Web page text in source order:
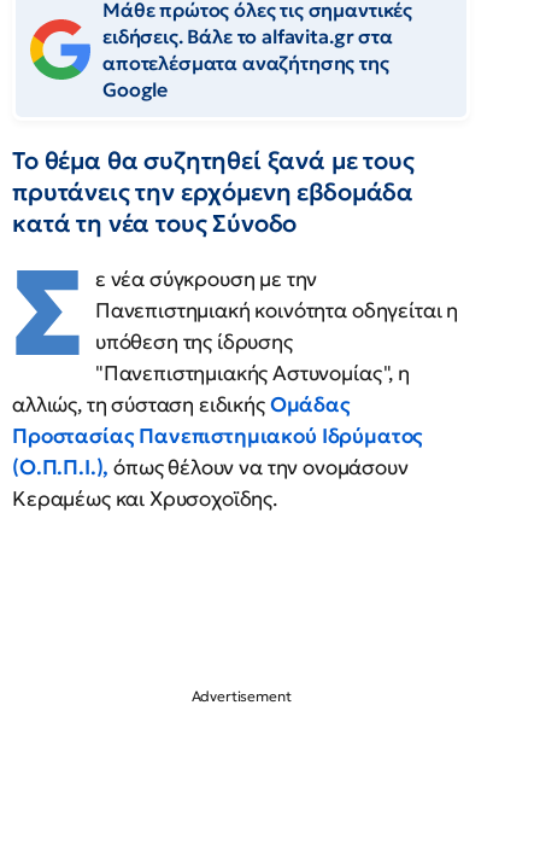
Μάθε πρώτος όλες τις σημαντικές
ειδήσεις. Βάλε το alfavita.gr στα
αποτελέσματα αναζήτησης της
Google
Το θέμα θα συζητηθεί ξανά με τους
πρυτάνεις την ερχόμενη εβδομάδα
κατά τη νέα τους Σύνοδο
Σ ε νέα σύγκρουση με την
Πανεπιστημιακή κοινότητα οδηγείται η
υπόθεση της ίδρυσης
"Πανεπιστημιακής Αστυνομίας", η
αλλιώς, τη σύσταση ειδικήςΟμάδας
Προστασίας Πανεπιστημιακού Ιδρύματος
(Ο.Π.Π.Ι.), όπως θέλουν να την ονομάσουν
Κεραμέως και Χρυσοχοϊδης.